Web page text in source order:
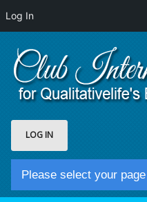
Log In
LOG IN
Please select your page